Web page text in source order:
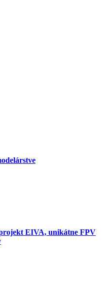
EIVA, unikátne FPV